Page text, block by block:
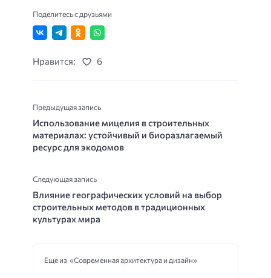
Поделитесь с друзьями
Нравится: 6
Предыдущая запись
Использование мицелия в строительных
материалах: устойчивый и биоразлагаемый
ресурс для экодомов
Следующая запись
Влияние географических условий на выбор
строительных методов в традиционных
культурах мира
Еще из «Современная архитектура и дизайн»